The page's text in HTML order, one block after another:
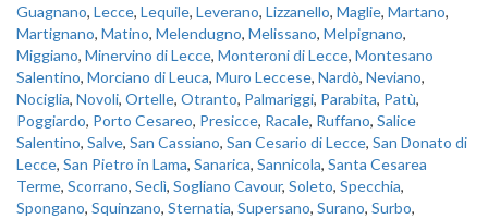
Guagnano, Lecce, Lequile, Leverano, Lizzanello, Maglie, Martano,
Martignano, Matino, Melendugno, Melissano, Melpignano,
Miggiano, Minervino di Lecce, Monteroni di Lecce, Montesano
Salentino, Morciano di Leuca, Muro Leccese, Nardò, Neviano,
Nociglia, Novoli, Ortelle, Otranto, Palmariggi, Parabita, Patù,
Poggiardo, Porto Cesareo, Presicce, Racale, Ruffano, Salice
Salentino, Salve, San Cassiano, San Cesario di Lecce, San Donato di
Lecce, San Pietro in Lama, Sanarica, Sannicola, Santa Cesarea
Terme, Scorrano, Seclì, Sogliano Cavour, Soleto, Specchia,
Spongano, Squinzano, Sternatia, Supersano, Surano, Surbo,